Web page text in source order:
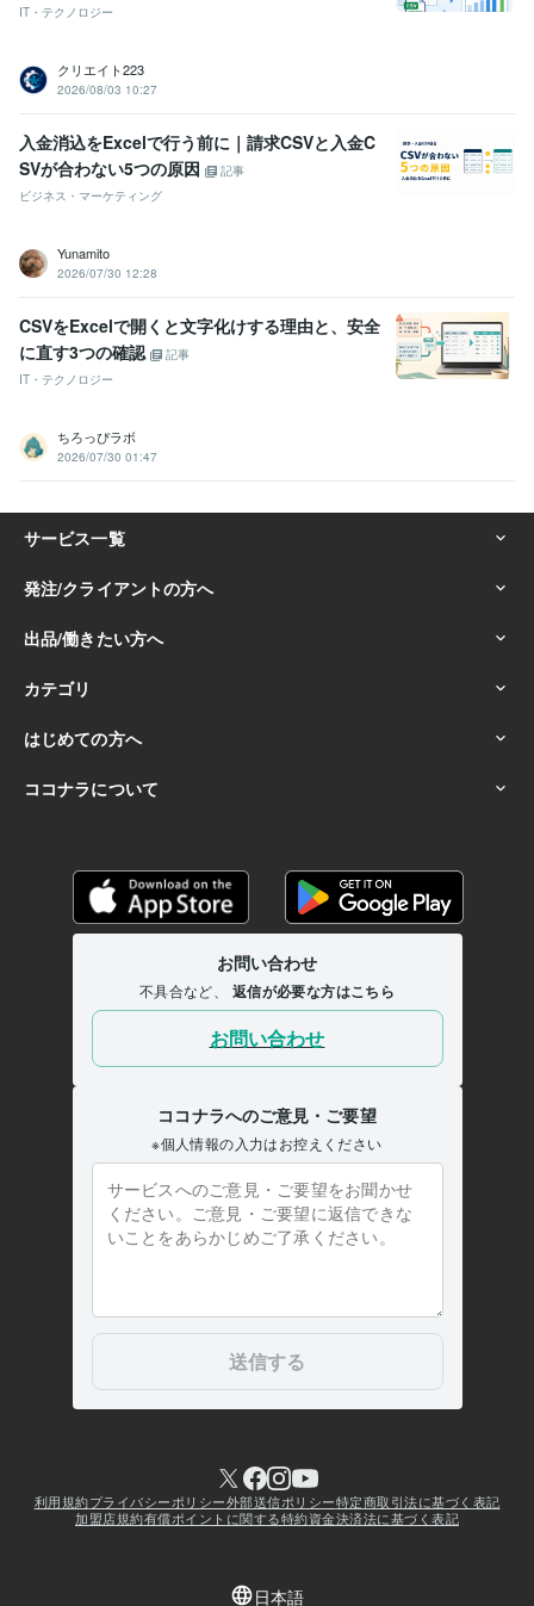
IT・テクノロジー
クリエイト223
2026/08/03 10:27
入金消込をExcelで行う前に｜請求CSVと入金C
SVが合わない5つの原因
記事
ビジネス・マーケティング
Yunamito
2026/07/30 12:28
CSVをExcelで開くと文字化けする理由と、安全
に直す3つの確認
記事
IT・テクノロジー
ちろっぴラボ
2026/07/30 01:47